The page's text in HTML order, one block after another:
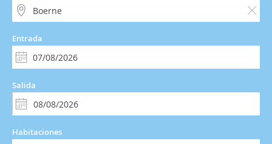
Entrada
Salida
Habitaciones